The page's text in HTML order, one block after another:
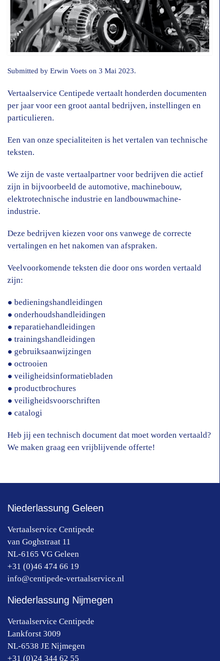
Submitted by Erwin Voets on 3 Mai 2023.
Vertaalservice Centipede vertaalt honderden documenten
per jaar voor een groot aantal bedrijven, instellingen en
particulieren.
Een van onze specialiteiten is het vertalen van technische
teksten.
We zijn de vaste vertaalpartner voor bedrijven die actief
zijn in bijvoorbeeld de automotive, machinebouw,
elektrotechnische industrie en landbouwmachine-
industrie.
Deze bedrijven kiezen voor ons vanwege de correcte
vertalingen en het nakomen van afspraken.
Veelvoorkomende teksten die door ons worden vertaald
zijn:
● bedieningshandleidingen
● onderhoudshandleidingen
● reparatiehandleidingen
● trainingshandleidingen
● gebruiksaanwijzingen
● octrooien
● veiligheidsinformatiebladen
● productbrochures
● veiligheidsvoorschriften
● catalogi
Heb jij een technisch document dat moet worden vertaald?
We maken graag een vrijblijvende offerte!
Niederlassung Geleen
Vertaalservice Centipede
van Goghstraat 11
NL-6165 VG Geleen
+31 (0)46 474 66 19
info@centipede-vertaalservice.nl
Niederlassung Nijmegen
Vertaalservice Centipede
Lankforst 3009
NL-6538 JE Nijmegen
+31 (0)24 344 62 55